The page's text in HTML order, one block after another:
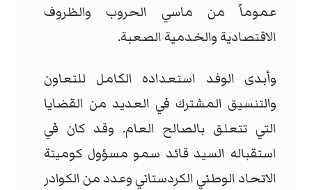
عموماً من ماسي الحروب والظروف
الاقتصادية والخدمية الصعبة.
وأبدى الوفد استعداده الكامل للتعاون
والتنسيق المشترك في العديد من القضايا
التي تتعلق بالصالح العام. وقد كان في
استقباله السيد قائد سمو مسؤول كوميتة
الاتحاد الوطني الكردستاني وعدد من الكوادر